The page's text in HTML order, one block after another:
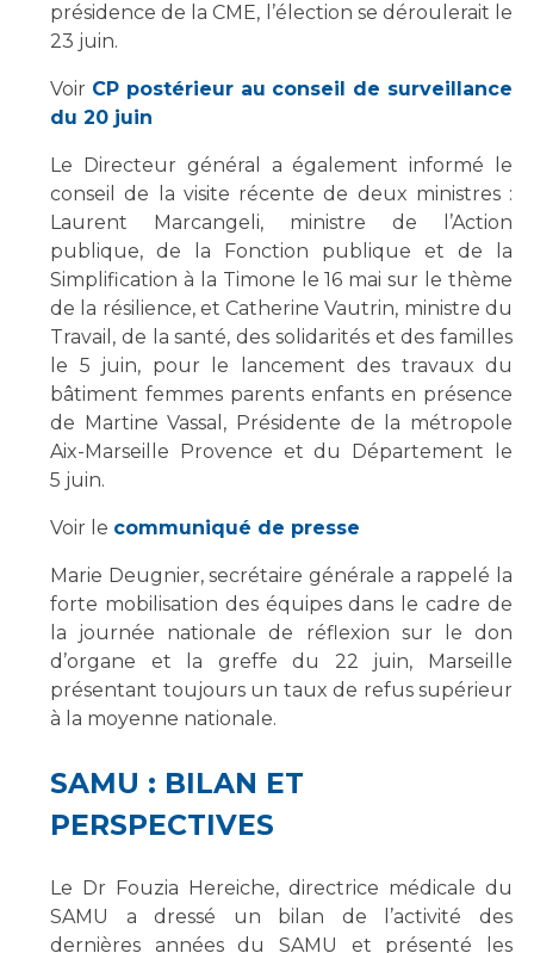
Nos indicateurs qualité et de sécurité des soins
Protection des données
Sécurité
Les recherches en santé à l’AP-HM
Lieu de santé sans tabac
présidence de la CME, l’élection se déroulerait le
23 juin.
Voir CP postérieur au conseil de surveillance
du 20 juin
Le Directeur général a également informé le
conseil de la visite récente de deux ministres :
Laurent Marcangeli, ministre de l’Action
publique, de la Fonction publique et de la
Simplification à la Timone le 16 mai sur le thème
de la résilience, et Catherine Vautrin, ministre du
Travail, de la santé, des solidarités et des familles
le 5 juin, pour le lancement des travaux du
bâtiment femmes parents enfants en présence
de Martine Vassal, Présidente de la métropole
Aix-Marseille Provence et du Département le
5 juin.
Voir le communiqué de presse
Marie Deugnier, secrétaire générale a rappelé la
forte mobilisation des équipes dans le cadre de
la journée nationale de réflexion sur le don
d’organe et la greffe du 22 juin, Marseille
présentant toujours un taux de refus supérieur
à la moyenne nationale.
SAMU : BILAN ET
PERSPECTIVES
Le Dr Fouzia Hereiche, directrice médicale du
SAMU a dressé un bilan de l’activité des
dernières années du SAMU et présenté les